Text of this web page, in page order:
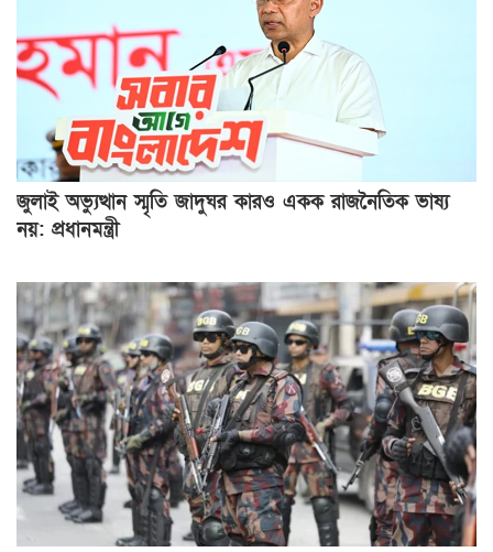
জুলাই অভ্যুত্থান স্মৃতি জাদুঘর কারও একক রাজনৈতিক ভাষ্য
নয়: প্রধানমন্ত্রী